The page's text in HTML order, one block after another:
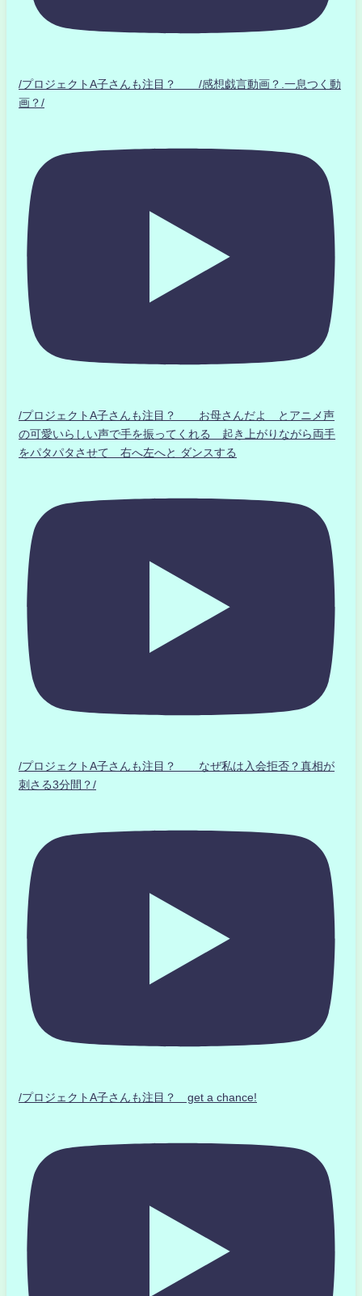
/プロジェクトA子さんも注目？ /感想戯言動画？.一息つく動
画？/
/プロジェクトA子さんも注目？ お母さんだよ とアニメ声
の可愛いらしい声で手を振ってくれる 起き上がりながら両手
をパタパタさせて 右へ左へと ダンスする
/プロジェクトA子さんも注目？ なぜ私は入会拒否？真相が
刺さる3分間？/
/プロジェクトA子さんも注目？ get a chance!